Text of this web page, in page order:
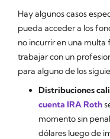
Hay algunos casos
pueda acceder a los
no incurrir en una multa
trabajar con un
para alguno de los
Distribuciones
cuenta IRA Roth
momento sin
dólares luego de